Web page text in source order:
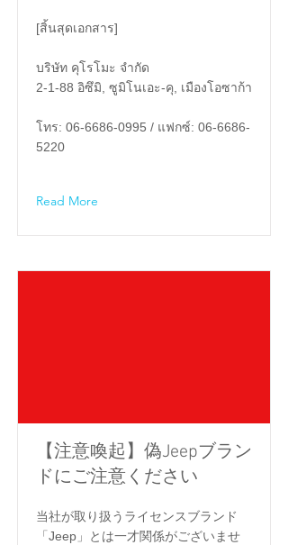
[สิ้นสุดเอกสาร]
บริษัท คุโรโมะ จำกัด
2-1-88 อิซึมิ, ซูมิโนเอะ-คุ, เมืองโอซาก้า
โทร: 06-6686-0995 / แฟกซ์: 06-6686-
5220
Read More
【注意喚起】偽Jeepブラン
ドにご注意ください
当社が取り扱うライセンスブランド
「Jeep」とは一才関係がございませ